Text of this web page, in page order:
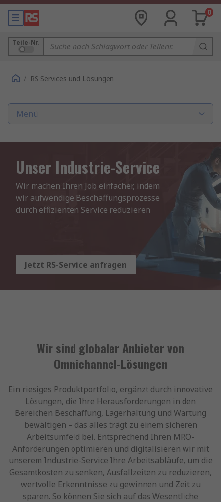
0
Teile-Nr.
/ RS Services und Lösungen
Menü
Unser Industrie-Service
Wir machen Ihren Job einfacher, indem
wir aufwendige Beschaffungsprozesse
durch effizienten Service reduzieren
Jetzt RS-Service anfragen
Wir sind globaler Anbieter von
Omnichannel-Lösungen
Ein riesiges Produktportfolio, ergänzt durch innovative
Lösungen, die Ihre Herausforderungen in den
Bereichen Beschaffung, Lagerhaltung und Wartung
bewältigen – das alles trägt zu einem sicheren
Arbeitsumfeld bei. Entsprechend Ihren MRO-
Anforderungen optimieren und digitalisieren wir mit
unserem Industrie-Service Ihre Arbeitsabläufe, um die
Gesamtkosten zu senken, Ausfallzeiten zu reduzieren,
wertvolle Erkenntnisse zu gewinnen und Zeit zu
sparen. So können Sie sich auf das Wesentliche